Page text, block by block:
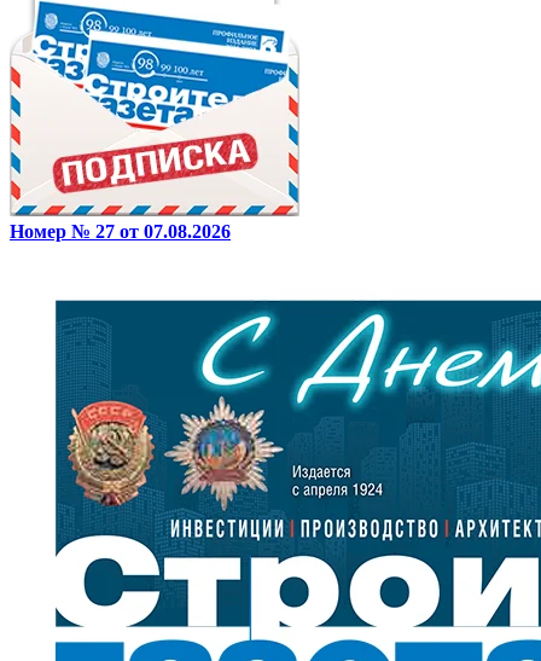
Номер № 27 от 07.08.2026